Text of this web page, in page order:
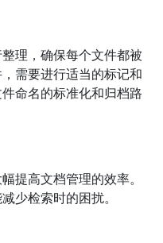
理，确保每个文件都被
需要进行适当的标记和
命名的标准化和归档路
提高文档管理的效率。
少检索时的困扰。